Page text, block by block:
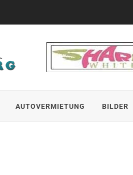
AUTOVERMIETUNG BILDER